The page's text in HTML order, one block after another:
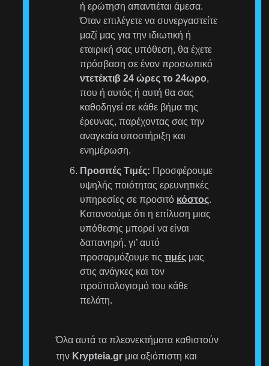
ή ερώτηση απαντιέται άμεσα.
Όταν επιλέγετε να συνεργαστείτε
μαζί μας για την ιδιωτική ή
εταιρική σας υπόθεση, θα έχετε
πρόσβαση σε έναν προσωπικό
ντετέκτιβ 24 ώρες το 24ωρο,
που ή αυτός ή αυτή θα σας
καθοδηγεί σε κάθε βήμα της
έρευνας, παρέχοντας σας την
αναγκαία υποστήριξη και
ενημέρωση.
Προσιτές Τιμές: Προσφέρουμε
υψηλής ποιότητας ερευνητικές
υπηρεσίες σε προσιτό κόστος.
Κατανοούμε ότι η επίλυση μιας
υπόθεσης μπορεί να είναι
δαπανηρή, γι’ αυτό
προσαρμόζουμε τιςτιμές μας
στις ανάγκες και τον
προϋπολογισμό του κάθε
πελάτη.
Όλα αυτά τα πλεονεκτήματα καθιστούν
την Krypteia.gr μια αξιόπιστη και